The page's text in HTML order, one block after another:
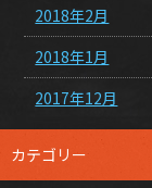
2018年2月
2018年1月
2017年12月
カテゴリー